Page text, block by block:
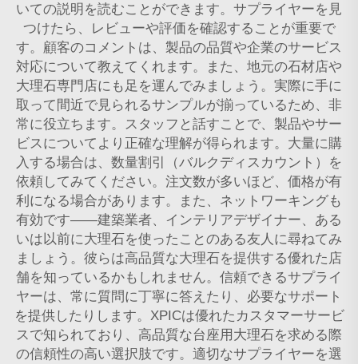
いての説明を読むことができます。サプライヤーを見
つけたら、レビューや評価を確認することが重要で
す。顧客のコメントは、製品の品質や企業のサービス
対応について教えてくれます。また、地元の石材店や
大理石専門店にも足を運んでみましょう。実際に手に
取って間近で見られるサンプルが揃っているため、非
常に役立ちます。スタッフと話すことで、製品やサー
ビスについてより正確な理解が得られます。大量に購
入する場合は、数量割引（バルクディスカウント）を
依頼してみてください。注文数が多いほど、価格が有
利になる場合があります。また、ネットワーキングも
有効です——建築業者、インテリアデザイナー、ある
いは以前に大理石を使ったことのある友人に尋ねてみ
ましょう。彼らは高品質な大理石を提供する優れた店
舗を知っているかもしれません。信頼できるサプライ
ヤーは、常に質問に丁寧に答えたり、必要なサポート
を提供したりします。XPICは優れたカスタマーサービ
スで知られており、高品質な台座用大理石を求める際
の信頼性の高い選択肢です。適切なサプライヤーを選